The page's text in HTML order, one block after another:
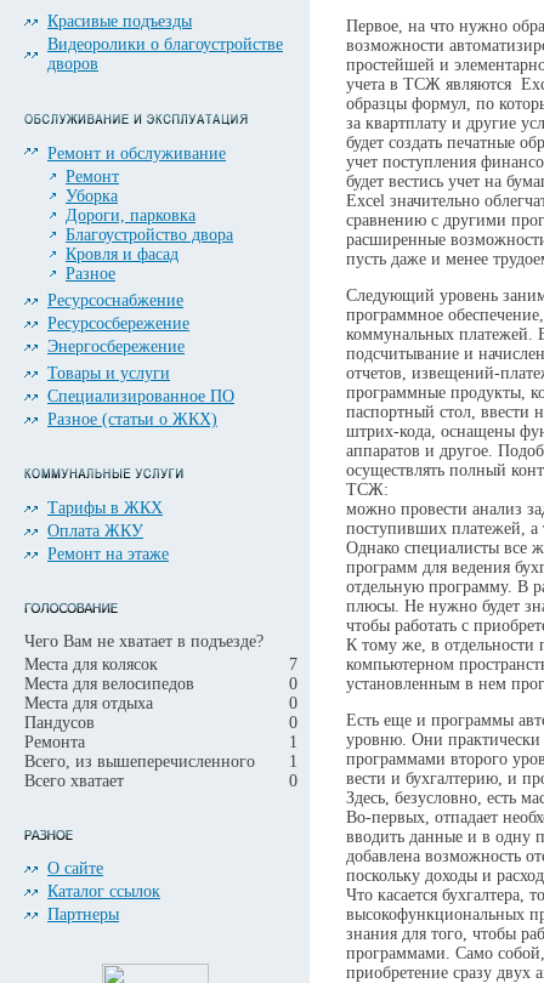
Красивые подъезды
Видеоролики о благоустройстве
дворов
Ремонт и обслуживание
Ремонт
Уборка
Дороги, парковка
Благоустройство двора
Кровля и фасад
Разное
Ресурсоснабжение
Ресурсосбережение
Энергосбережение
Товары и услуги
Специализированное ПО
Разное (статьи о ЖКХ)
Тарифы в ЖКХ
Оплата ЖКУ
Ремонт на этаже
Чего Вам не хватает в подъезде?
Места для колясок
7
Места для велосипедов
0
Места для отдыха
0
Пандусов
0
Ремонта
1
Всего, из вышеперечисленного
1
Всего хватает
0
О сайте
Каталог ссылок
Партнеры
Первое, на что нужно
возможности
простейшей и
учета в ТСЖ являются
образцы формул, по
за квартплату и другие
будет создать печатные
учет поступления
будет вестись учет на
Excel значительно
сравнению с другими
расширенные
пусть даже и менее
Следующий уровень
программное
коммунальных платежей.
подсчитывание и
отчетов, извещений-
программные продукты,
паспортный стол, ввести
штрих-кода, оснащены
аппаратов и другое.
осуществлять полный
ТСЖ:
можно провести анализ
поступивших платежей, а
Однако специалисты все
программ для ведения
отдельную программу. В
плюсы. Не нужно будет
чтобы работать с
К тому же, в отдельности
компьютерном
установленным в нем
Есть еще и программы
уровню. Они
программами второго
вести и бухгалтерию, и
Здесь, безусловно, есть
Во-первых, отпадает
вводить данные и в одну
добавлена возможность
поскольку доходы и
Что касается бухгалтера,
высокофункциональных
знания для того, чтобы
программами. Само
приобретение сразу двух